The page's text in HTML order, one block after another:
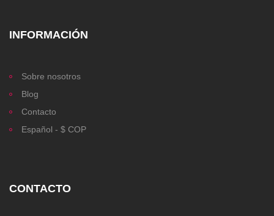
INFORMACIÓN
Sobre nosotros
Blog
Contacto
Español - $ COP
CONTACTO